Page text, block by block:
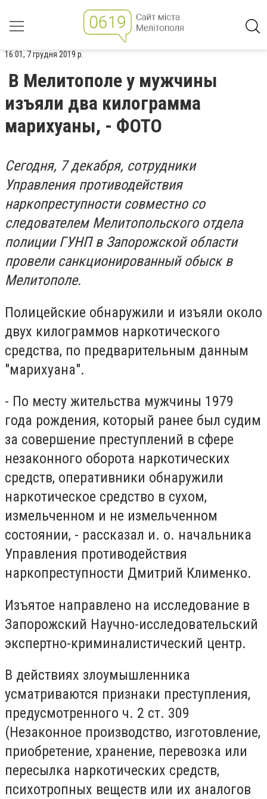
16:01, 7 грудня 2019 р.
В Мелитополе у мужчины
изъяли два килограмма
марихуаны, - ФОТО
Сегодня, 7 декабря, сотрудники
Управления противодействия
наркопреступности совместно со
следователем Мелитопольского отдела
полиции ГУНП в Запорожской области
провели санкционированный обыск в
Мелитополе.
Полицейские обнаружили и изъяли около
двух килограммов наркотического
средства, по предварительным данным
"марихуана".
- По месту жительства мужчины 1979
года рождения, который ранее был судим
за совершение преступлений в сфере
незаконного оборота наркотических
средств, оперативники обнаружили
наркотическое средство в сухом,
измельченном и не измельченном
состоянии, - рассказал и. о. начальника
Управления противодействия
наркопреступности Дмитрий Клименко.
Изъятое направлено на исследование в
Запорожский Научно-исследовательский
экспертно-криминалистический центр.
В действиях злоумышленника
усматриваются признаки преступления,
предусмотренного ч. 2 ст. 309
(Незаконное производство, изготовление,
приобретение, хранение, перевозка или
пересылка наркотических средств,
психотропных веществ или их аналогов